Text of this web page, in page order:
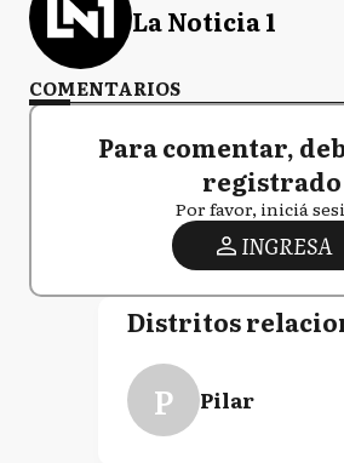
La Noticia 1
COMENTARIOS
Para comentar,
registrado
Por favor, iniciá
INGRESA
Distritos
P Pilar